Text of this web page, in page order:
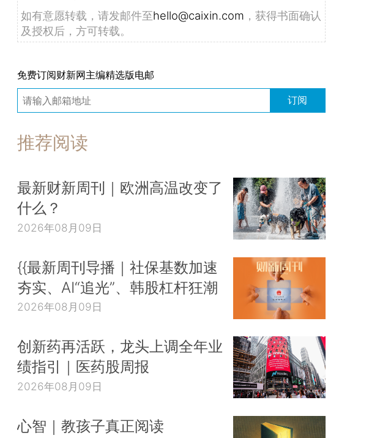
如有意愿转载，请发邮件至hello@caixin.com ，获得书面确认
及授权后，方可转载。
免费订阅财新网主编精选版电邮
订阅
推荐阅读
最新财新周刊｜欧洲高温改变了
什么？
2026年08月09日
{{最新周刊导播｜社保基数加速
夯实、AI“追光”、韩股杠杆狂潮
2026年08月09日
创新药再活跃，龙头上调全年业
绩指引｜医药股周报
2026年08月09日
心智｜教孩子真正阅读